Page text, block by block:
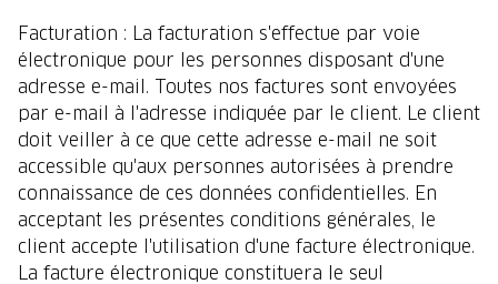
Facturation : La facturation s'effectue par voie
électronique pour les personnes disposant d'une
adresse e-mail. Toutes nos factures sont envoyées
par e-mail à l'adresse indiquée par le client. Le client
doit veiller à ce que cette adresse e-mail ne soit
accessible qu'aux personnes autorisées à prendre
connaissance de ces données confidentielles. En
acceptant les présentes conditions générales, le
client accepte l'utilisation d'une facture électronique.
La facture électronique constituera le seul